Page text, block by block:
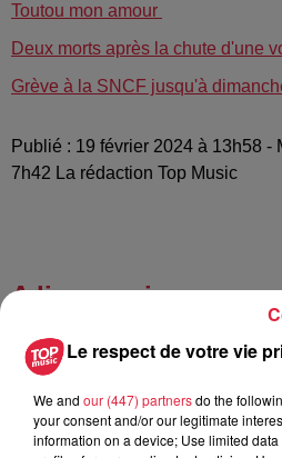
Toutou mon amour
Deux morts après la chute d'une
Grève à la SNCF jusqu'à
Publié : 19 février 2024 à 13h58 -
7h42 La rédaction Top Music
A lire aussi
6 août 2026
robinets
Le respect de votre vie
We and our (447) partnersdo the
your consent and/or our legitimate
information on a device; Use limited